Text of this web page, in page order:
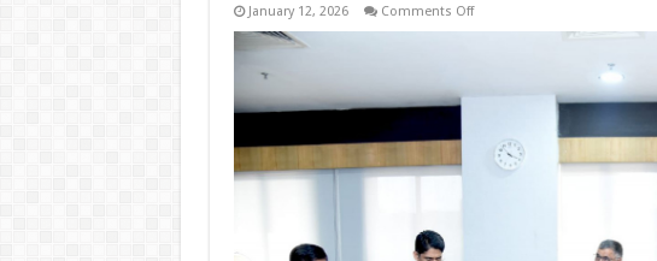
January 12, 2026 Comments Offon
राजिम